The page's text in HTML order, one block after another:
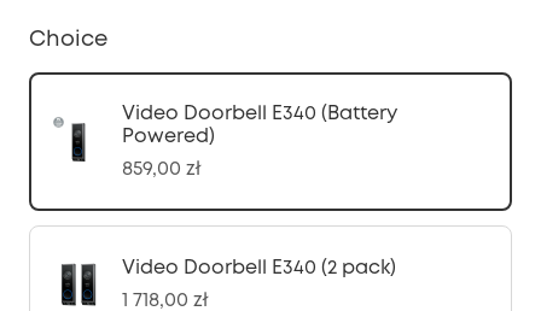
Choice
Video Doorbell E340 (Battery
Powered)
859,00 zł
Video Doorbell E340 (2 pack)
1 718,00 zł